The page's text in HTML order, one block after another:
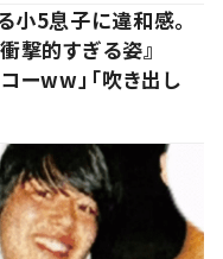
小5息子に違和感。
撃的すぎる姿』
ーww」「吹き出し